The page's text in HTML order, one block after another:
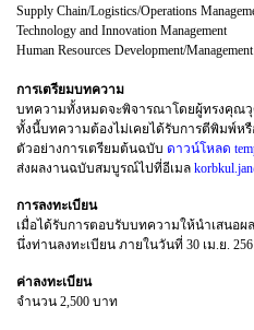
Supply Chain/Logistics/Operations
Technology and Innovation Management
Human Resources Development/Management
การเตรียมบทความ
บทความทั้งหมดจะพิจารณาโดยผู้ทรงคุณวุฒิ
ทั้งนี้บทความต้องไม่เคยได้รับการตีพิมพ์ห
ตัวอย่างการเตรียมต้นฉบับ ดาวน์โหลด
ส่งผลงานฉบับสมบูรณ์ไปที่อีเมล
การลงทะเบียน
เมื่อได้รับการตอบรับบทความให้นำเสนอผ
นึ่งท่านลงทะเบียน ภายในวันที่ 30 เม.ย.
ค่าลงทะเบียน
จำนวน 2,500 บาท